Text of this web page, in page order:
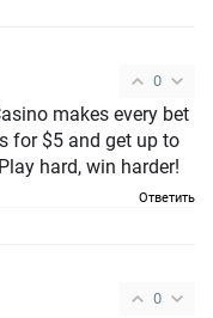
0
makes every bet
for $5 and get up to
hard, win harder!
Ответить
0